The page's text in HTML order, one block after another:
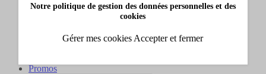
Afficher le sous-menu de Tous les produits
Afficher le sous-menu de Idées cadeaux
Promos
Notre politique de gestion des données personnelles et des
cookies
Gérer mes cookies Accepter et fermer